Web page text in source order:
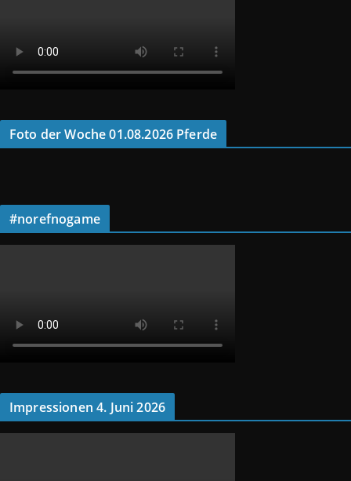
Foto der Woche 01.08.2026 Pferde
#norefnogame
Impressionen 4. Juni 2026